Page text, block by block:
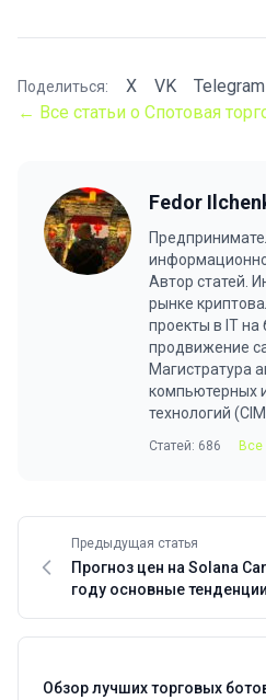
Поделиться: X VK
Telegram
← Все статьи о Спотовая
Fedor
Автор статей.
рынке
проекты в IT на
продвижение
Магистратура
компьютерных
технологий
Статей: 686 Все
Предыдущая статья
Прогноз цен на Solana
году основные
Обзор лучших торговых